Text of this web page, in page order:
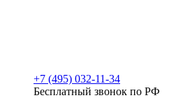
+7 (495) 032-11-34
Бесплатный звонок по РФ